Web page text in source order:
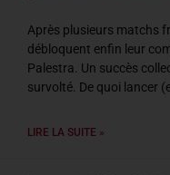
Après plusieurs matchs
débloquent enfin leur
Palestra. Un succès
survolté. De quoi lancer
LIRE LA SUITE »